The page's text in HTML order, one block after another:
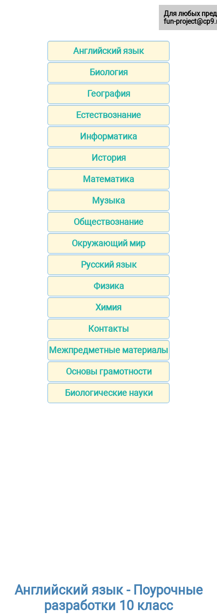
Английский язык
Биология
География
Естествознание
Информатика
История
Математика
Музыка
Обществознание
Окружающий мир
Русский язык
Физика
Химия
Контакты
Межпредметные материалы
Основы грамотности
Биологические науки
Английский язык - Поурочные
разработки 10 класс
Для любых
fun-